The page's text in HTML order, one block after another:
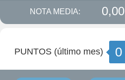
NOTA MEDIA: 0,00
PUNTOS (último mes) 0